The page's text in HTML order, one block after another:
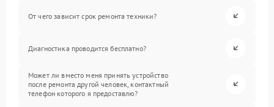
От чего зависит срок ремонта техники?
Диагностика проводится бесплатно?
Может ли вместо меня принять устройство
после ремонта другой человек, контактный
телефон которого я предоставлю?